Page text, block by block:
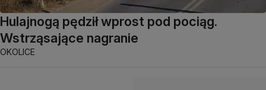
Hulajnogą pędził wprost pod pociąg.
Wstrząsające nagranie
OKOLICE